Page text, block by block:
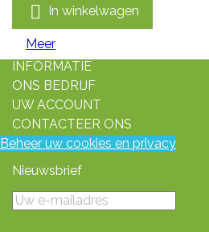
 In winkelwagen
Meer
INFORMATIE
ONS BEDRIJF
UW ACCOUNT
CONTACTEER ONS
Beheer uw cookies en privacy
Nieuwsbrief